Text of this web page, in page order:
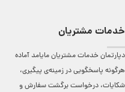
خدمات مشتریان
دپارتمان خدمات مشتریان مایامد آماده
هرگونه پاسخگویی در زمینه‌ی پیگیری،
شکایات، درخواست برگشت سفارش و